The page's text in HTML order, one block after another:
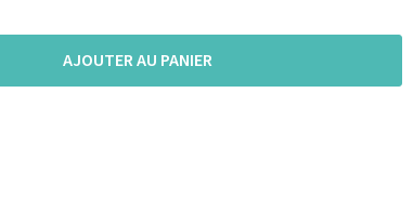
AJOUTER AU PANIER